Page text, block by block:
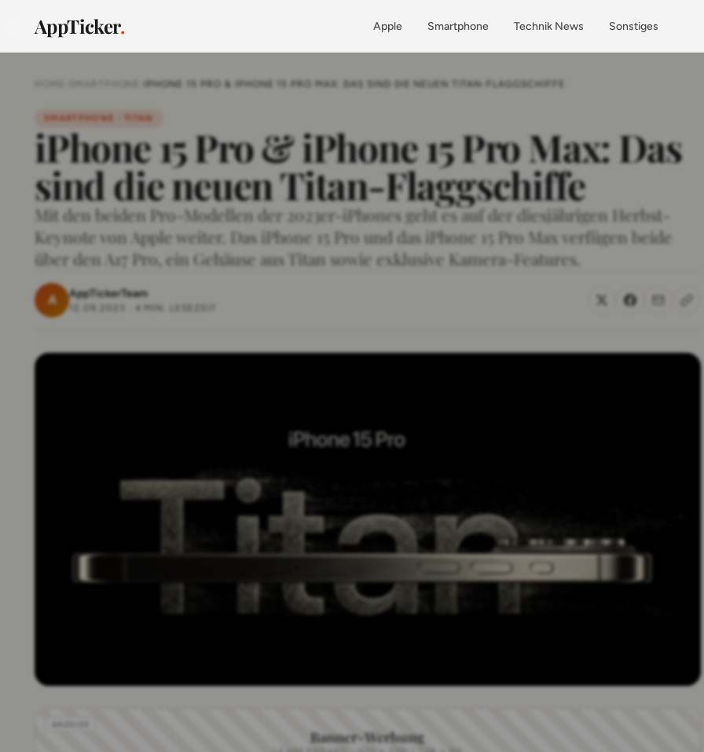
AppTicker. Apple Smartphone Technik News Sonstiges
IPHONE 15 PRO & IPHONE 15 PRO MAX: DAS SIND DIE NEUEN TITAN-FLAGGSCHIFFE
SMARTPHONE · TITAN
iPhone 15 Pro & iPhone 15 Pro Max: Das
sind die neuen Titan-Flaggschiffe
Mit den beiden Pro-Modellen der 2023er-iPhones geht es auf der diesjährigen Herbst-
Keynote von Apple weiter. Das iPhone 15 Pro und das iPhone 15 Pro Max verfügen beide
über den A17 Pro, ein Gehäuse aus Titan sowie exklusive Kamera-Features.
A AppTickerTeam
12.09.2023
Banner-Werbung